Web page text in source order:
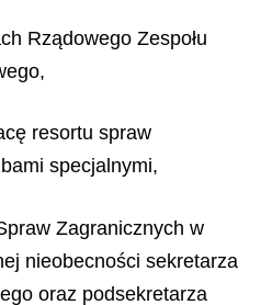
Rządowego Zespołu
resortu spraw
specjalnymi,
Zagranicznych w
nieobecności sekretarza
oraz podsekretarza